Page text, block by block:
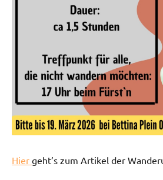
Hier geht’s zum Artikel der